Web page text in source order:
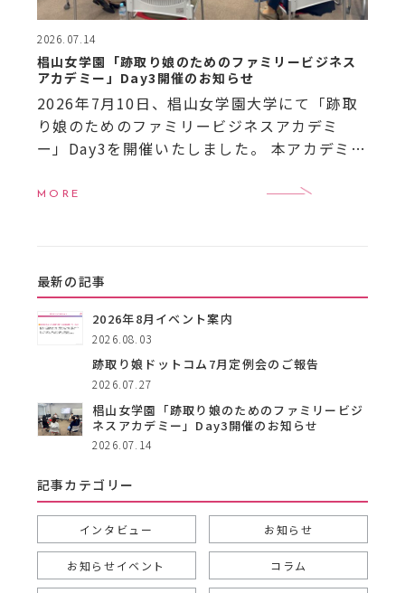
2026.07.14
椙山女学園「跡取り娘のためのファミリービジネス
アカデミー」Day3開催のお知らせ
2026年7月10日、椙山女学園大学にて「跡取
り娘のためのファミリービジネスアカデミ
ー」Day3を開催いたしました。 本アカデミー
者（跡取り娘）や女性経営者を対象に、事業
MORE
最新の記事
2026年8月イベント案内
2026.08.03
跡取り娘ドットコム7月定例会のご報告
2026.07.27
椙山女学園「跡取り娘のためのファミリービジ
ネスアカデミー」Day3開催のお知らせ
2026.07.14
記事カテゴリー
インタビュー お知らせ
お知らせイベント コラム